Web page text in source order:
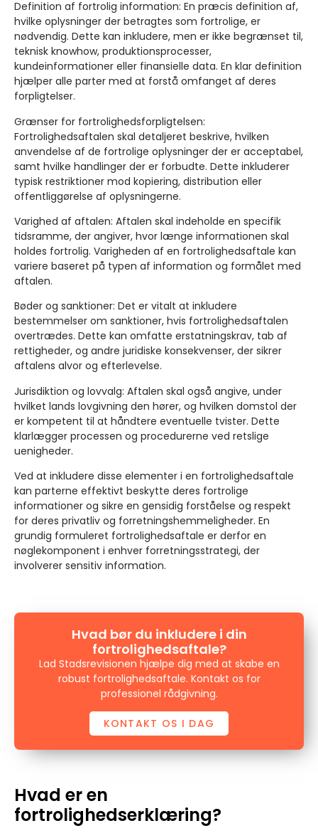
Definition af fortrolig information: En præcis definition af,
hvilke oplysninger der betragtes som fortrolige, er
nødvendig. Dette kan inkludere, men er ikke begrænset til,
teknisk knowhow, produktionsprocesser,
kundeinformationer eller finansielle data. En klar definition
hjælper alle parter med at forstå omfanget af deres
forpligtelser.
Grænser for fortrolighedsforpligtelsen:
Fortrolighedsaftalen skal detaljeret beskrive, hvilken
anvendelse af de fortrolige oplysninger der er acceptabel,
samt hvilke handlinger der er forbudte. Dette inkluderer
typisk restriktioner mod kopiering, distribution eller
offentliggørelse af oplysningerne.
Varighed af aftalen: Aftalen skal indeholde en specifik
tidsramme, der angiver, hvor længe informationen skal
holdes fortrolig. Varigheden af en fortrolighedsaftale kan
variere baseret på typen af information og formålet med
aftalen.
Bøder og sanktioner: Det er vitalt at inkludere
bestemmelser om sanktioner, hvis fortrolighedsaftalen
overtrædes. Dette kan omfatte erstatningskrav, tab af
rettigheder, og andre juridiske konsekvenser, der sikrer
aftalens alvor og efterlevelse.
Jurisdiktion og lovvalg: Aftalen skal også angive, under
hvilket lands lovgivning den hører, og hvilken domstol der
er kompetent til at håndtere eventuelle tvister. Dette
klarlægger processen og procedurerne ved retslige
uenigheder.
Ved at inkludere disse elementer i en fortrolighedsaftale
kan parterne effektivt beskytte deres fortrolige
informationer og sikre en gensidig forståelse og respekt
for deres privatliv og forretningshemmeligheder. En
grundig formuleret fortrolighedsaftale er derfor en
nøglekomponent i enhver forretningsstrategi, der
involverer sensitiv information.
Hvad bør du inkludere i din
fortrolighedsaftale?
Lad Stadsrevisionen hjælpe dig med at skabe en
robust fortrolighedsaftale. Kontakt os for
professionel rådgivning.
KONTAKT OS I DAG
Hvad er en
fortrolighedserklæring?